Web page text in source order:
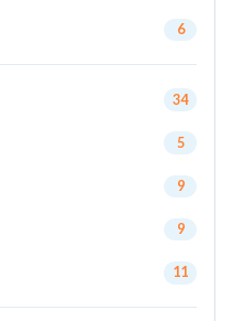
6
34
5
9
9
11